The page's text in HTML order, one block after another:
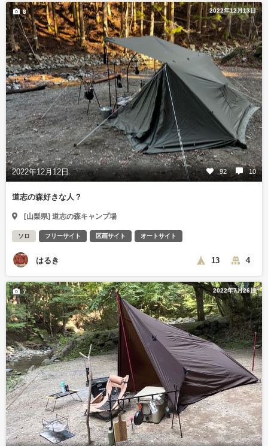
2022年12月13日
2022年12月12日 92 10
8
道志の森好きな人？
[山梨県] 道志の森キャンプ場
ソロ フリーサイト 区画サイト オートサイト
はるき 13 4
2022年7月26日
7